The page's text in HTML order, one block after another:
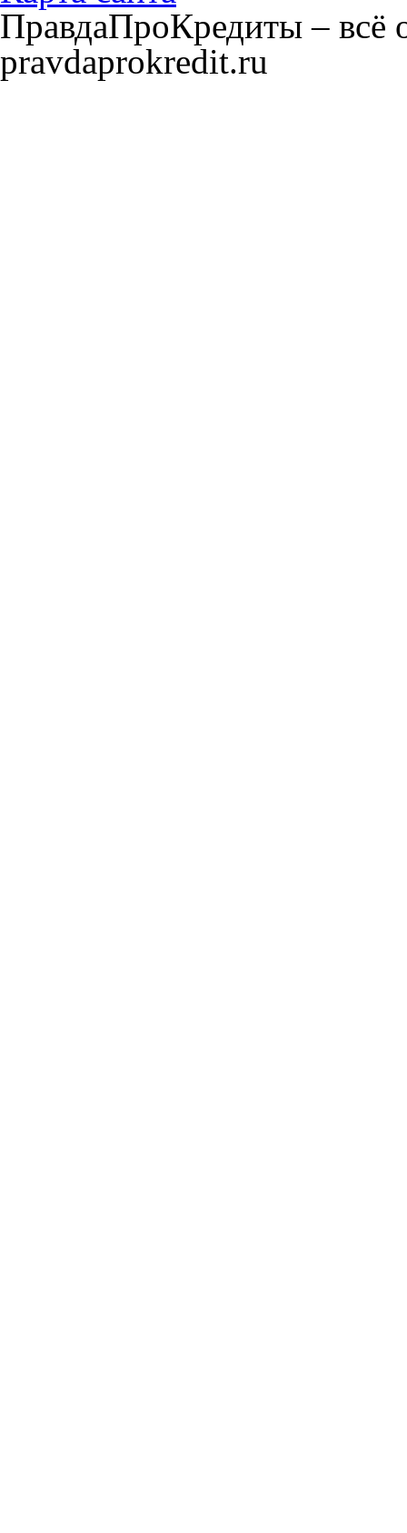
ПравдаПроКредиты – всё
pravdaprokredit.ru